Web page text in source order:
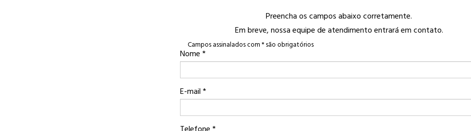
Preencha os campos abaixo corretamente.
Em breve, nossa equipe de atendimento entrará em contato.
Campos assinalados com*são obrigatórios
Nome*
E-mail*